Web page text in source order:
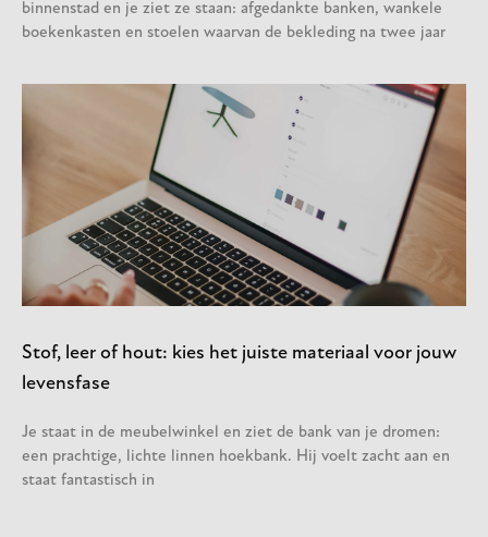
binnenstad en je ziet ze staan: afgedankte banken, wankele
boekenkasten en stoelen waarvan de bekleding na twee jaar
Stof, leer of hout: kies het juiste materiaal voor jouw
levensfase
Je staat in de meubelwinkel en ziet de bank van je dromen:
een prachtige, lichte linnen hoekbank. Hij voelt zacht aan en
staat fantastisch in